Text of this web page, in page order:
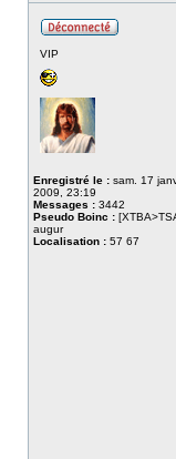
VIP
Enregistré le : sam. 17
2009, 23:19
Messages : 3442
Pseudo Boinc :
augur
Localisation : 57 67